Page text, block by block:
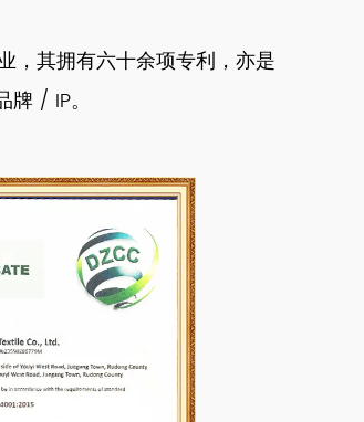
，其拥有六十余项专利，亦是
/ IP。